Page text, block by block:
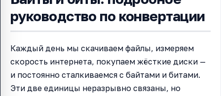
руководство по конвертации
Каждый день мы скачиваем файлы, измеряем
скорость интернета, покупаем жёсткие диски —
и постоянно сталкиваемся с байтами и битами.
Эти две единицы неразрывно связаны, но